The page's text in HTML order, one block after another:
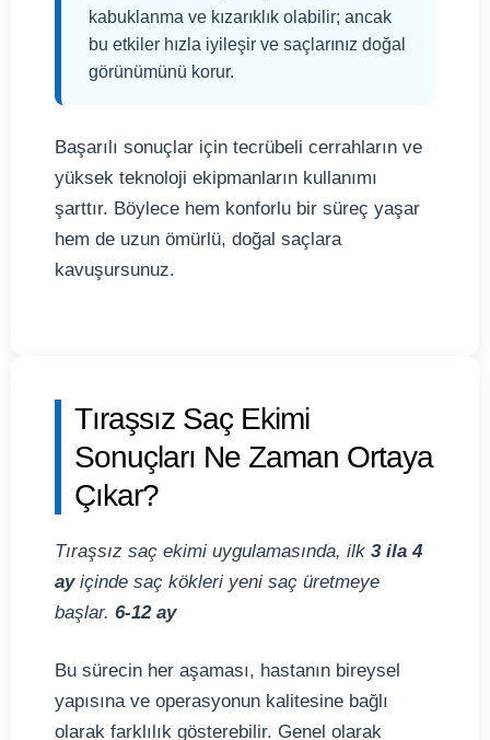
kabuklanma ve kızarıklık olabilir; ancak
bu etkiler hızla iyileşir ve saçlarınız doğal
görünümünü korur.
Başarılı sonuçlar için tecrübeli cerrahların ve
yüksek teknoloji ekipmanların kullanımı
şarttır. Böylece hem konforlu bir süreç yaşar
hem de uzun ömürlü, doğal saçlara
kavuşursunuz.
Tıraşsız Saç Ekimi
Sonuçları Ne Zaman Ortaya
Çıkar?
Tıraşsız saç ekimi uygulamasında, ilk 3 ila 4
ayiçinde saç kökleri yeni saç üretmeye
başlar. 6-12 ay
Bu sürecin her aşaması, hastanın bireysel
yapısına ve operasyonun kalitesine bağlı
olarak farklılık gösterebilir. Genel olarak